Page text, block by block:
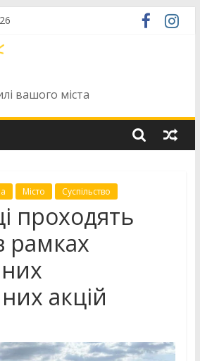
вашого міста
Місто Суспільство
проходять
рамках
акцій